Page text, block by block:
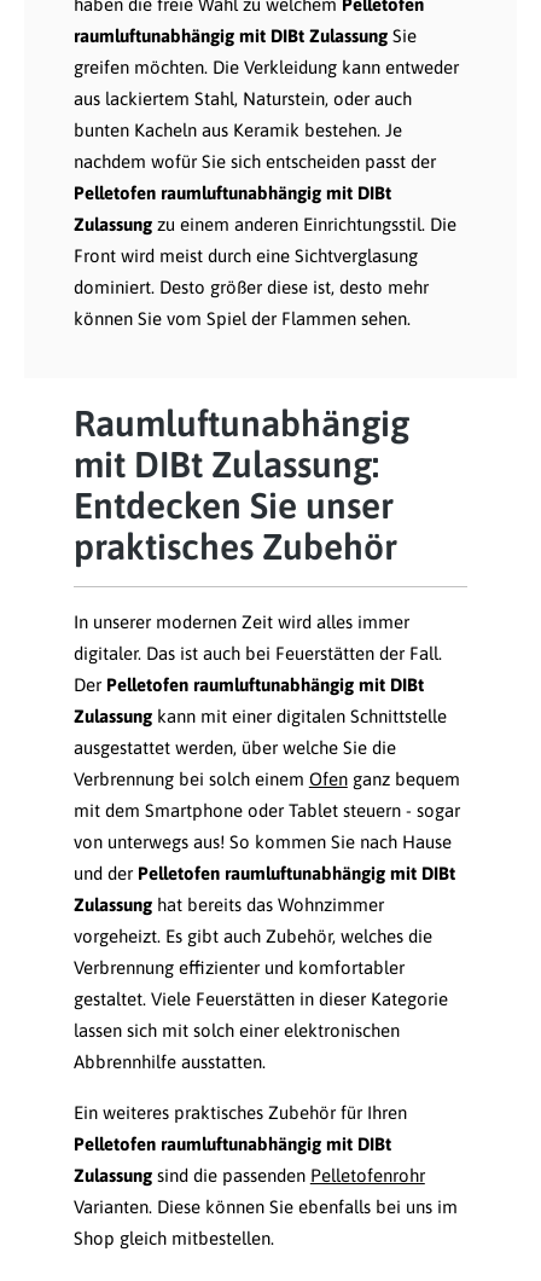
haben die freie Wahl zu welchem Pelletofen
raumluftunabhängig mit DIBt ZulassungSie
greifen möchten. Die Verkleidung kann entweder
aus lackiertem Stahl, Naturstein, oder auch
bunten Kacheln aus Keramik bestehen. Je
nachdem wofür Sie sich entscheiden passt der
Pelletofen raumluftunabhängig mit DIBt
Zulassungzu einem anderen Einrichtungsstil. Die
Front wird meist durch eine Sichtverglasung
dominiert. Desto größer diese ist, desto mehr
können Sie vom Spiel der Flammen sehen.
Raumluftunabhängig
mit DIBt Zulassung:
Entdecken Sie unser
praktisches Zubehör
In unserer modernen Zeit wird alles immer
digitaler. Das ist auch bei Feuerstätten der Fall.
Der Pelletofen raumluftunabhängig mit DIBt
Zulassung kann mit einer digitalen Schnittstelle
ausgestattet werden, über welche Sie die
Verbrennung bei solch einem Ofenganz bequem
mit dem Smartphone oder Tablet steuern - sogar
von unterwegs aus! So kommen Sie nach Hause
und der Pelletofen raumluftunabhängig mit DIBt
Zulassung hat bereits das Wohnzimmer
vorgeheizt. Es gibt auch Zubehör, welches die
Verbrennung effizienter und komfortabler
gestaltet. Viele Feuerstätten in dieser Kategorie
lassen sich mit solch einer elektronischen
Abbrennhilfe ausstatten.
Ein weiteres praktisches Zubehör für Ihren
Pelletofen raumluftunabhängig mit DIBt
Zulassung sind die passenden Pelletofenrohr
Varianten. Diese können Sie ebenfalls bei uns im
Shop gleich mitbestellen.